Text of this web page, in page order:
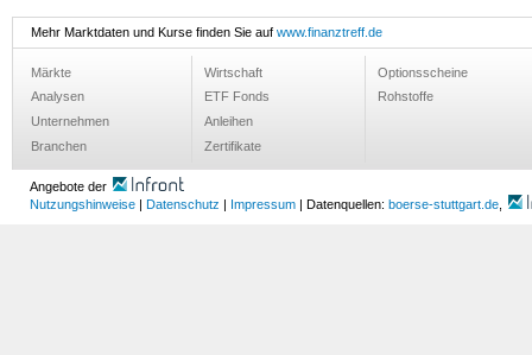
Mehr Marktdaten und Kurse finden Sie auf www.finanztreff.de
Märkte
Analysen
Unternehmen
Branchen
Wirtschaft
ETF Fonds
Anleihen
Zertifikate
Optionsscheine
Rohstoffe
Angebote der
Nutzungshinweise
Datenschutz Impressum | Datenquellen: boerse-stuttgart.de,